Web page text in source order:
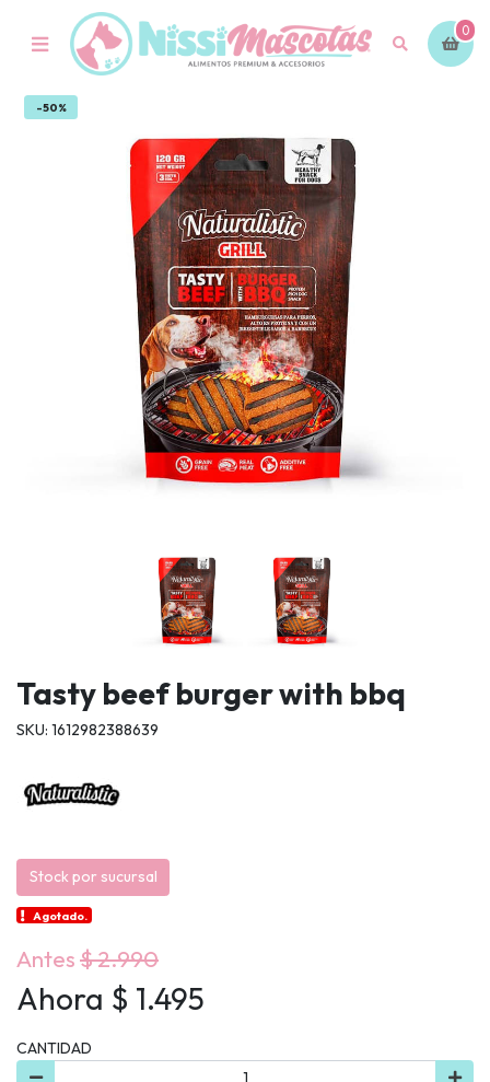
0
-50%
Tasty beef burger with bbq
SKU: 1612982388639
Stock por sucursal
Agotado.
Antes$ 2.990
Ahora $ 1.495
CANTIDAD